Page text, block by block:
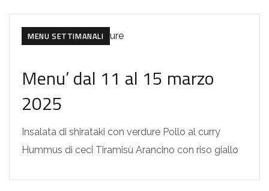
MENU SETTIMANALI
Menu’ dal 11 al 15 marzo
2025
Insalata di shirataki con verdure Pollo al curry
Hummus di ceci Tiramisù Arancino con riso giallo